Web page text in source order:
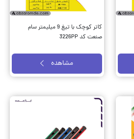
کاتر کوچک با تیغ 9 میلیمتر سام
صنعت کد 3226PP
مشاهده